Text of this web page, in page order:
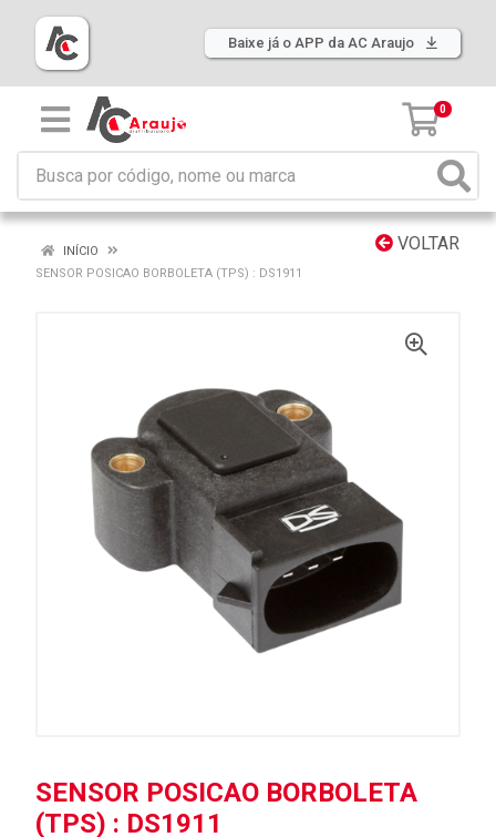
Baixe já o APP da AC Araujo
0
VOLTAR
INÍCIO
SENSOR POSICAO BORBOLETA (TPS) : DS1911
SENSOR POSICAO BORBOLETA
(TPS) : DS1911